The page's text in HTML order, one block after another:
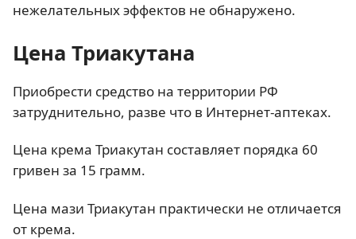
нежелательных эффектов не обнаружено.
Цена Триакутана
Приобрести средство на территории РФ
затруднительно, разве что в Интернет-аптеках.
Цена крема Триакутан составляет порядка 60
гривен за 15 грамм.
Цена мази Триакутан практически не отличается
от крема.